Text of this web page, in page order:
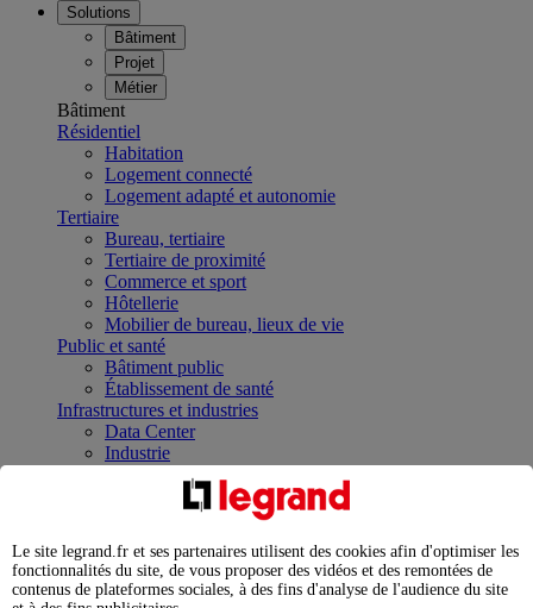
Solutions
Bâtiment
Projet
Métier
Bâtiment
Résidentiel
Habitation
Logement connecté
Logement adapté et autonomie
Tertiaire
Bureau, tertiaire
Tertiaire de proximité
Commerce et sport
Hôtellerie
Mobilier de bureau, lieux de vie
Public et santé
Bâtiment public
Établissement de santé
Infrastructures et industries
Data Center
Industrie
Infrastructures
Contrôler et planifier le fonctionnement des appareils
Répartir et optimiser son tableau électrique
Legrand Data Center Solutions : concentrer les
expertises au service de vos performances
Le site legrand.fr et ses partenaires utilisent des cookies afin d'optimiser les
fonctionnalités du site, de vous proposer des vidéos et des remontées de
contenus de plateformes sociales, à des fins d'analyse de l'audience du site